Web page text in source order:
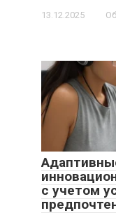
13.12.2025
с учетом